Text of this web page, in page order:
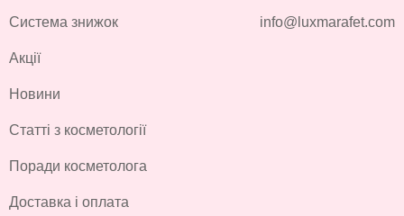
Система знижок
Акції
Новини
Статті з косметології
Поради косметолога
Доставка і оплата
info@luxmarafet.com